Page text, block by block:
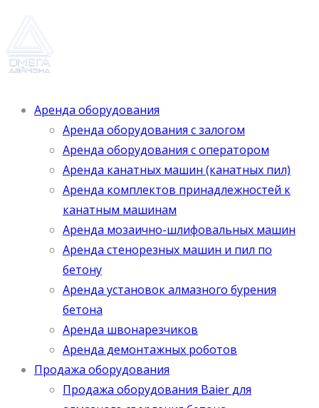
Аренда оборудования
Аренда оборудования с залогом
Аренда оборудования с оператором
Аренда канатных машин (канатных пил)
Аренда комплектов принадлежностей к
канатным машинам
Аренда мозаично-шлифовальных машин
Аренда стенорезных машин и пил по
бетону
Аренда установок алмазного бурения
бетона
Аренда швонарезчиков
Аренда демонтажных роботов
Продажа оборудования
Продажа оборудования Baier для